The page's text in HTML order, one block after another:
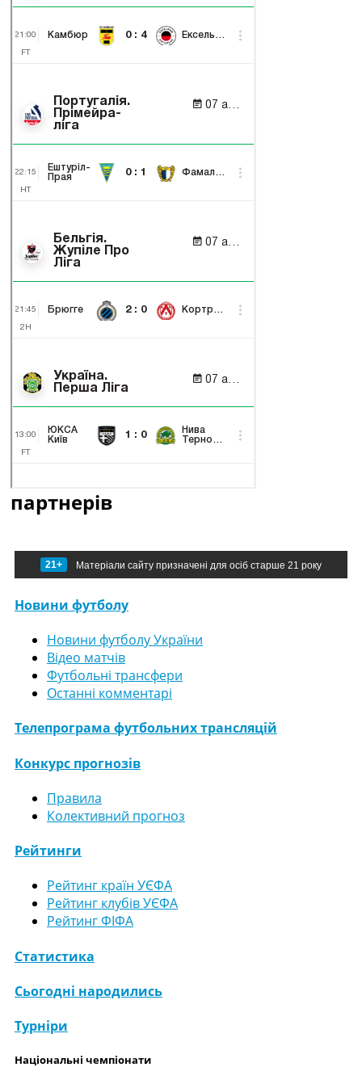
партнерів
21+ Матеріали сайту призначені для осіб старше 21 року
Новини футболу
Новини футболу України
Відео матчів
Футбольні трансфери
Останні комментарі
Телепрограма футбольних трансляцій
Конкурс прогнозів
Правила
Колективний прогноз
Рейтинги
Рейтинг країн УЄФА
Рейтинг клубів УЄФА
Рейтинг ФІФА
Статистика
Сьогодні народились
Турніри
Національні чемпіонати